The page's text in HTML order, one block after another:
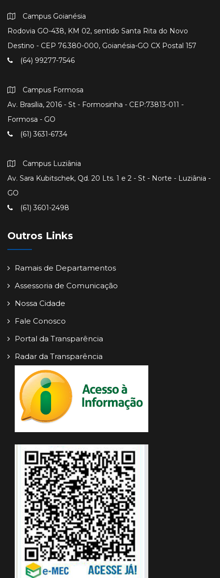
Campus Goianésia
Rodovia GO-438, KM 02, sentido Santa Rita do Novo
Destino - CEP 76.380-000, Goianésia-GO CX Postal 157
(64) 99277-7546
Campus Formosa
Av. Brasília, 2016 - St - Formosinha - CEP:73813-011 -
Formosa - GO
(61) 3631-6734
Campus Luziânia
Av. Sara Kubitschek, Qd. 20 Lts. 1 e 2 - St - Norte - Luziânia -
GO
(61) 3601-2498
Outros Links
Ramais de Departamentos
Assessoria de Comunicação
Nossa Cidade
Fale Conosco
Portal da Transparência
Radar da Transparência